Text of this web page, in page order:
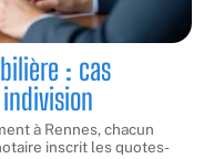
: cas
à Rennes, chacun
inscrit les quotes-